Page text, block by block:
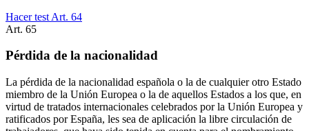
Hacer test Art. 64
Art. 65
Pérdida de la nacionalidad
La pérdida de la nacionalidad española o la de cualquier otro Estado
miembro de la Unión Europea o la de aquellos Estados a los que, en
virtud de tratados internacionales celebrados por la Unión Europea y
ratificados por España, les sea de aplicación la libre circulación de